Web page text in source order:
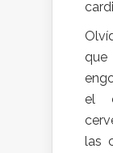
el
las